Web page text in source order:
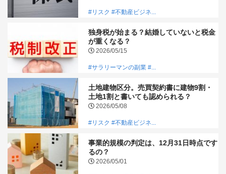
#リスク #不動産ビジネ...
独身税が始まる？結婚していないと税金
が重くなる？
2026/05/15
#サラリーマンの副業 #...
土地建物区分。売買契約書に建物9割・
土地1割と書いても認められる？
2026/05/08
#リスク #不動産ビジネ...
事業的規模の判定は、12月31日時点です
るの？
2026/05/01